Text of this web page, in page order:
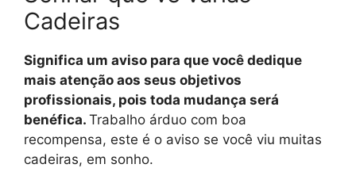
Cadeiras
Significa um aviso para que você dedique
mais atenção aos seus objetivos
profissionais, pois toda mudança será
benéfica. Trabalho árduo com boa
recompensa, este é o aviso se você viu muitas
cadeiras, em sonho.